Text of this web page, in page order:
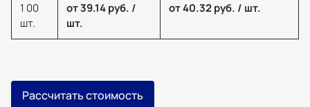
1 00
шт.
от 39.14 руб. /
шт.
от 40.32 руб. / шт.
Рассчитать стоимость